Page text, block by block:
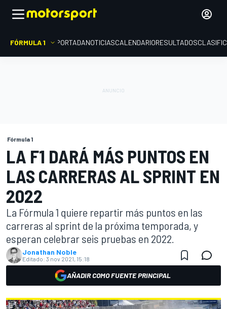
FÓRMULA 1 PORTADANOTICIASCALENDARIORESULTADOS
Fórmula 1
LA F1 DARÁ MÁS PUNTOS EN
LAS CARRERAS AL SPRINT EN
2022
La Fórmula 1 quiere repartir más puntos en las
carreras al sprint de la próxima temporada, y
esperan celebrar seis pruebas en 2022.
Jonathan Noble
Editado: 3 nov 2021, 15:18
AÑADIR COMO FUENTE PRINCIPAL